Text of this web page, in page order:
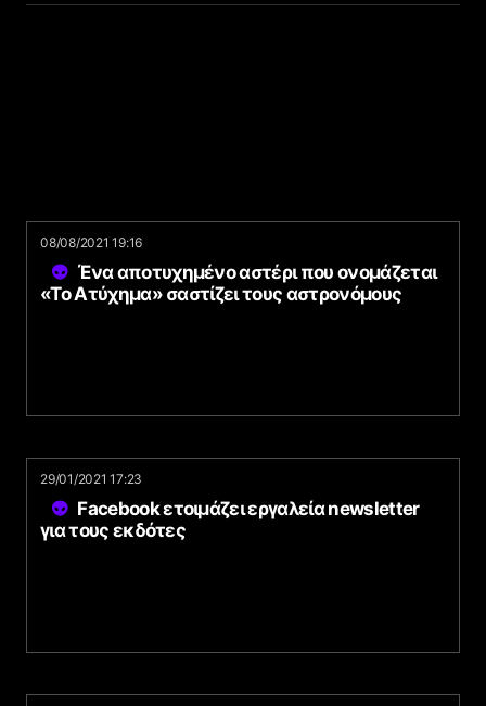
08/08/2021 19:16
Ένα αποτυχημένο αστέρι που ονομάζεται
«Το Ατύχημα» σαστίζει τους αστρονόμους
29/01/2021 17:23
Facebook ετοιμάζει εργαλεία newsletter
για τους εκδότες